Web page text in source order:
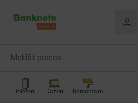
Telefoni Datori Remontam